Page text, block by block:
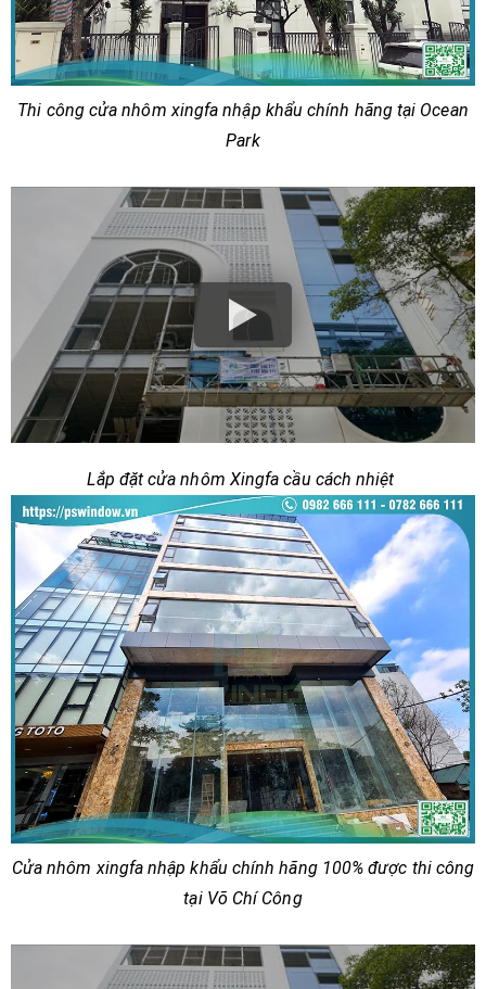
Thi công cửa nhôm xingfa nhập khẩu chính hãng tại Ocean
Park
Lắp đặt cửa nhôm Xingfa cầu cách nhiệt
Cửa nhôm xingfa nhập khẩu chính hãng 100% được thi công
tại Võ Chí Công